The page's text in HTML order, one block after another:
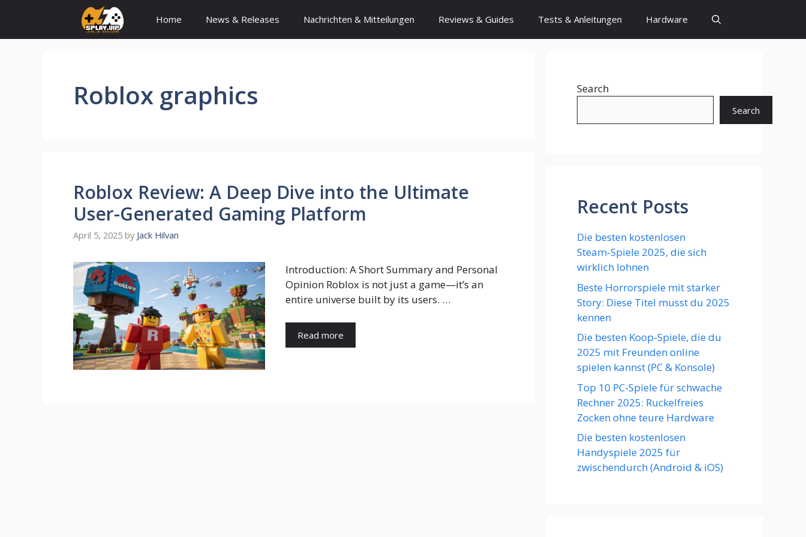
content
Home News & Releases Nachrichten & Mitteilungen Reviews & Guides Tests & Anleitungen Hardware
Roblox graphics
Roblox Review: A Deep Dive into the Ultimate
User-Generated Gaming Platform
April 5, 2025 by Jack Hilvan
Introduction: A Short Summary and Personal
Opinion Roblox is not just a game—it’s an
entire universe built by its users. …
Read more
Search
Search
Recent Posts
Die besten kostenlosen
Steam‑Spiele 2025, die sich
wirklich lohnen
Beste Horrorspiele mit starker
Story: Diese Titel musst du 2025
kennen
Die besten Koop‑Spiele, die du
2025 mit Freunden online
spielen kannst (PC & Konsole)
Top 10 PC‑Spiele für schwache
Rechner 2025: Ruckelfreies
Zocken ohne teure Hardware
Die besten kostenlosen
Handyspiele 2025 für
zwischendurch (Android & iOS)